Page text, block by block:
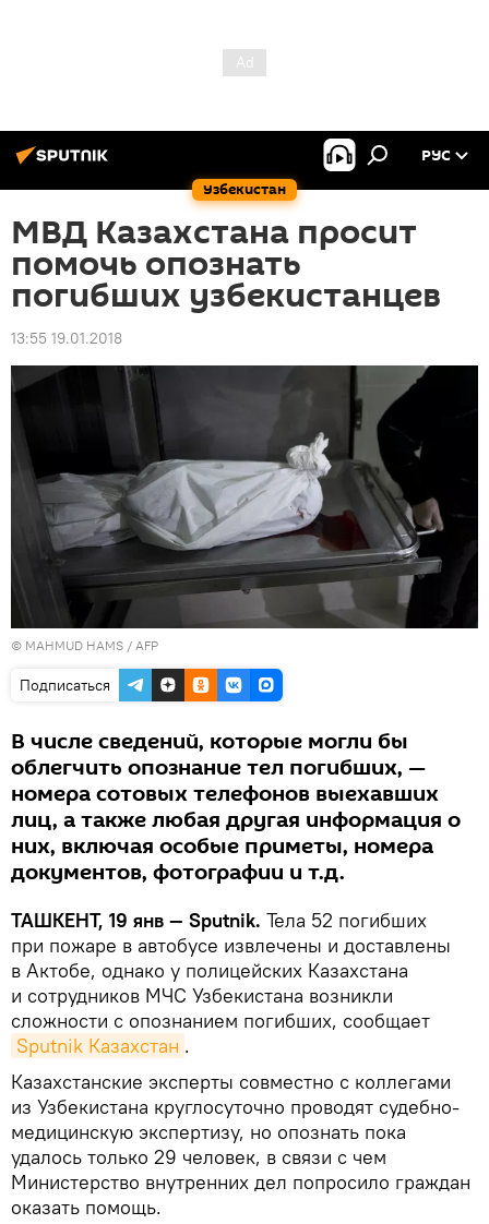
Узбекистан
РУС
МВД Казахстана просит
помочь опознать
погибших узбекистанцев
13:55 19.01.2018
© MAHMUD HAMS / AFP
Подписаться
В числе сведений, которые могли бы
облегчить опознание тел погибших, —
номера сотовых телефонов выехавших
лиц, а также любая другая информация о
них, включая особые приметы, номера
документов, фотографии и т.д.
ТАШКЕНТ, 19 янв — Sputnik. Тела 52 погибших
при пожаре в автобусе извлечены и доставлены
в Актобе, однако у полицейских Казахстана
и сотрудников МЧС Узбекистана возникли
сложности с опознанием погибших, сообщает
Sputnik Казахстан .
Казахстанские эксперты совместно с коллегами
из Узбекистана круглосуточно проводят судебно-
медицинскую экспертизу, но опознать пока
удалось только 29 человек, в связи с чем
Министерство внутренних дел попросило граждан
оказать помощь.